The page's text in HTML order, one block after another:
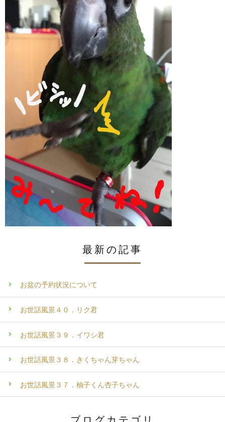
最新の記事
お盆の予約状況について
お世話風景４０．リク君
お世話風景３９．イワシ君
お世話風景３８．きくちゃん芽ちゃん
お世話風景３７．柚子くん杏子ちゃん